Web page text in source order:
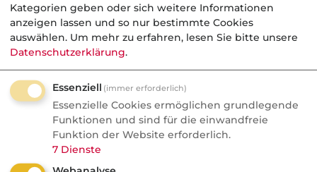
Nachrichten
Brüß kommentiert: Die 31.
Woche im Rückspiegel
Die Deutschen gehen später in Rente, der
Verbraucherschutz sortiert die
überflüssigen Policen, ein gefeierter
InsurTech-Gründer rechnet mit sich selbst
ab und in Berlin wird ein längst totes
Kategorien geben oder sich weitere Informationen
anzeigen lassen und so nur bestimmte Cookies
auswählen. Um mehr zu erfahren, lesen Sie bitte unsere
Datenschutzerklärung.
Essenziell (immer erforderlich)
Essenzielle Cookies ermöglichen grundlegende
Funktionen und sind für die einwandfreie
Funktion der Website erforderlich.
7 Dienste